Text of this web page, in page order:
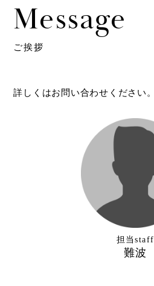
Message
ご挨拶
詳しくはお問い合わせください。
担当staff
難波